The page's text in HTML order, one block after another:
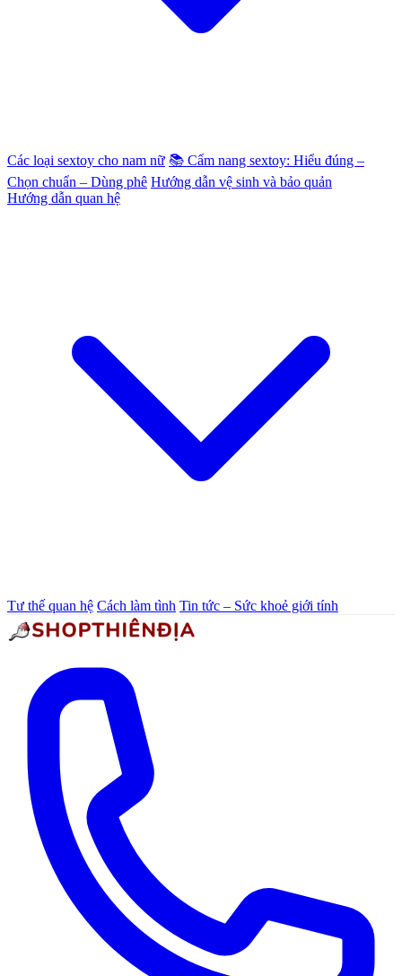
Các loại sextoy cho nam nữ 📚 Cẩm nang sextoy: Hiểu đúng –
Chọn chuẩn – Dùng phê Hướng dẫn vệ sinh và bảo quản
Hướng dẫn quan hệ
Tư thế quan hệ Cách làm tình Tin tức – Sức khoẻ giới tính